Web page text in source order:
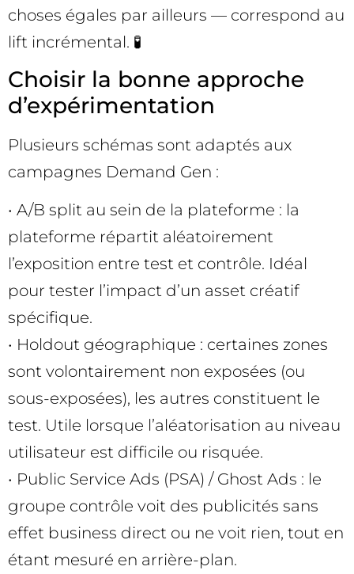
choses égales par ailleurs — correspond au
lift incrémental. 🧪
Choisir la bonne approche
d’expérimentation
Plusieurs schémas sont adaptés aux
campagnes Demand Gen :
• A/B split au sein de la plateforme : la
plateforme répartit aléatoirement
l’exposition entre test et contrôle. Idéal
pour tester l’impact d’un asset créatif
spécifique.
• Holdout géographique : certaines zones
sont volontairement non exposées (ou
sous-exposées), les autres constituent le
test. Utile lorsque l’aléatorisation au niveau
utilisateur est difficile ou risquée.
• Public Service Ads (PSA) / Ghost Ads : le
groupe contrôle voit des publicités sans
effet business direct ou ne voit rien, tout en
étant mesuré en arrière-plan.